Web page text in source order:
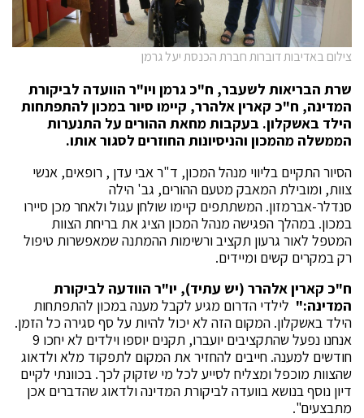
צילום באדיבות דוברות חברת הכנסת יעל גרמן
שרת הבריאות לשעבר, ח"כ גרמן ויו"ר הוועדה לביקורת
המדינה, ח"כ קארין אלהרר, קיימו סיור במכון להתפתחות
הילד באשקלון. בעקבות מחאת ההורים על התנערות
הממשלה מהמכון והניסיונות החוזרים לסגור אותו.
הסיור התקיים בליווי מנהל המכון, ד"ר אבי עדן , רופאים, אנשי
צוות, ומובילת המאבק מטעם ההורים, גב' הילה
סנדלר-אברמזון. המשתתפים קיימו שולחן עגול ולאחר מכן סיירו
במכון. במהלך הפגישה מנהל המכון הציג את בריחת הצוות
המטפל לאור גרעון תקציב ורשימות ההמתנה שמאפשרות טיפול
רק במקרים קשים ומיידים.
ח"כ קארין אלהרר (יש עתיד), יו"ר הוודעה לביקורת
המדינה:" לילדי הדרום מגיע לקבל מענה במכון להתפתחות
הילד באשקלון. המקום הזה לא יכול להיות על סף סגירה כל הזמן.
אנחנו נפעל שהתקציבים יועברו, תקנים יוספו וילדים לא יחכו 9
חודשים למענה. חייבים להחזיר את המקום לתפקוד מלא ולדאוג
שהצוות מוכפל ומצליח לסייע לכל מי שזקוק לכך. בכוונתי לקיים
דיון נוסף בנושא בוועדה לביקורת המדינה ולדאוג שהדברים אכן
מתבצעים".